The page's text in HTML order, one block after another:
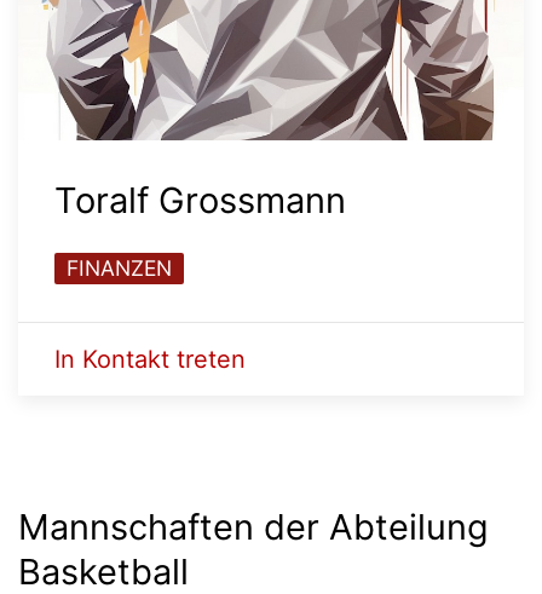
Toralf Grossmann
FINANZEN
In Kontakt treten
Mannschaften der Abteilung
Basketball